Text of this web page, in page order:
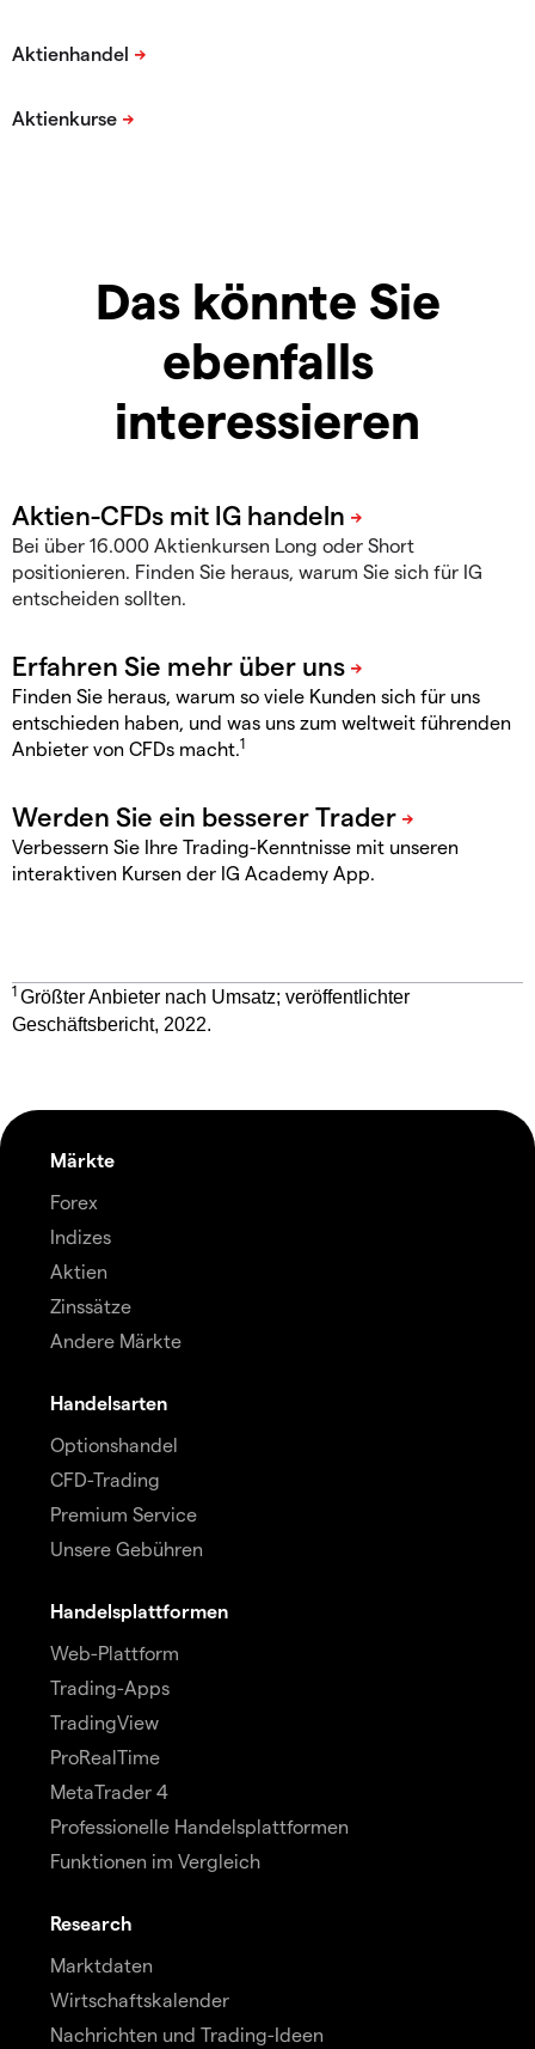
Das könnte Sie
ebenfalls
interessieren
Bei über 16.000 Aktienkursen Long oder Short
positionieren. Finden Sie heraus, warum Sie sich für IG
entscheiden sollten.
Finden Sie heraus, warum so viele Kunden sich für uns
entschieden haben, und was uns zum weltweit führenden
Anbieter von CFDs macht.1
Verbessern Sie Ihre Trading-Kenntnisse mit unseren
interaktiven Kursen der IG Academy App.
1 Größter Anbieter nach Umsatz; veröffentlichter
Geschäftsbericht, 2022.
Märkte
Forex
Indizes
Aktien
Zinssätze
Andere Märkte
Handelsarten
Optionshandel
CFD-Trading
Premium Service
Unsere Gebühren
Handelsplattformen
Web-Plattform
Trading-Apps
TradingView
ProRealTime
MetaTrader 4
Professionelle Handelsplattformen
Funktionen im Vergleich
Research
Marktdaten
Wirtschaftskalender
Nachrichten und Trading-Ideen